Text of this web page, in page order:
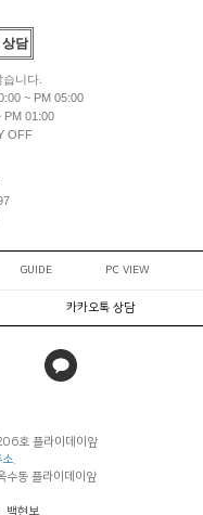
담
니다.
~ PM 05:00
PM 01:00
OFF
GUIDE PC VIEW
카카오톡 상담
호 플라이데이앞
.
동 플라이데이앞
백현보